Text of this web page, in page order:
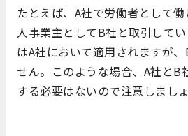
たとえば、A社で労働者として
人事業主としてB社と取引して
はA社において適用されますが
せん。このような場合、A社とB
する必要はないので注意しましょ